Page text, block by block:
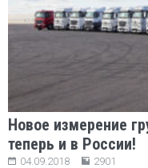
Новое измерение
теперь и в России!
04.09.2018 2901